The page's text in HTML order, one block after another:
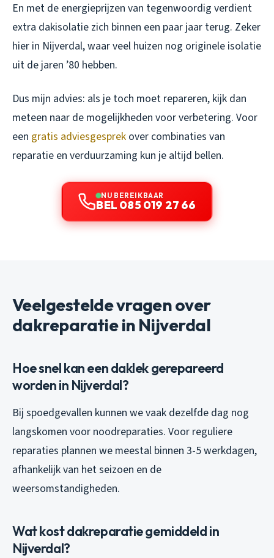
En met de energieprijzen van tegenwoordig verdient
extra dakisolatie zich binnen een paar jaar terug. Zeker
hier in Nijverdal, waar veel huizen nog originele isolatie
uit de jaren ’80 hebben.
Dus mijn advies: als je toch moet repareren, kijk dan
meteen naar de mogelijkheden voor verbetering. Voor
een gratis adviesgesprek over combinaties van
reparatie en verduurzaming kun je altijd bellen.
NU BEREIKBAAR
BEL 085 019 27 66
Veelgestelde vragen over
dakreparatie in Nijverdal
Hoe snel kan een daklek gerepareerd
worden in Nijverdal?
Bij spoedgevallen kunnen we vaak dezelfde dag nog
langskomen voor noodreparaties. Voor reguliere
reparaties plannen we meestal binnen 3-5 werkdagen,
afhankelijk van het seizoen en de
weersomstandigheden.
Wat kost dakreparatie gemiddeld in
Nijverdal?